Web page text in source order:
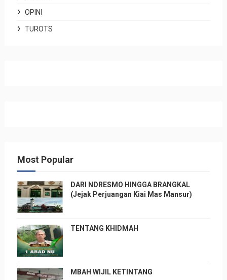
OPINI
TUROTS
Most Popular
DARI NDRESMO HINGGA BRANGKAL
(Jejak Perjuangan Kiai Mas Mansur)
TENTANG KHIDMAH
MBAH WIJIL KETINTANG